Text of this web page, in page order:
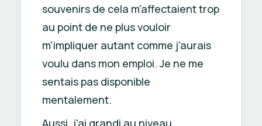
souvenirs de cela m'affectaient trop
au point de ne plus vouloir
m'impliquer autant comme j'aurais
voulu dans mon emploi. Je ne me
sentais pas disponible
mentalement.
Aussi, j'ai grandi au niveau